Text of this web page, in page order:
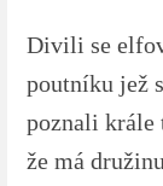
Divili se
poutníku jež
poznali
že má